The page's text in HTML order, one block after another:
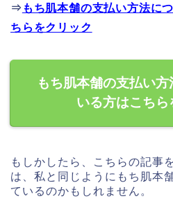
⇒ もち肌本舗の支払い方法に
ちらをクリック
もち肌本舗の支払い
いる方はこちら
もしかしたら、こちらの記事
は、私と同じようにもち肌本
ているのかもしれません。